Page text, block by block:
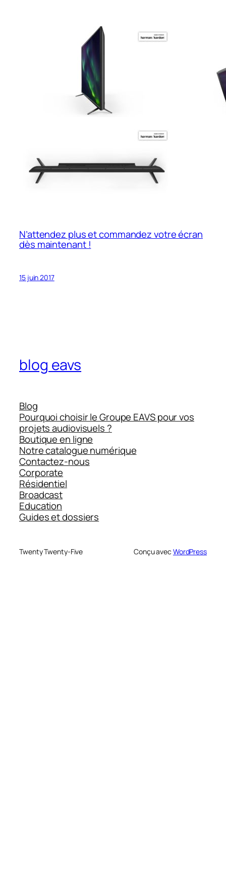
N’attendez plus et commandez votre écran
dès maintenant !
15 juin 2017
blog eavs
Blog
Pourquoi choisir le Groupe EAVS pour vos
projets audiovisuels ?
Boutique en ligne
Notre catalogue numérique
Contactez-nous
Corporate
Résidentiel
Broadcast
Education
Guides et dossiers
Twenty Twenty-Five Conçu avec WordPress